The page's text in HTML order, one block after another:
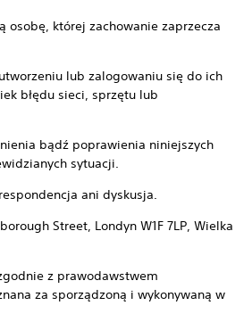
osobę, której zachowanie zaprzecza
lub zalogowaniu się do ich
błędu sieci, sprzętu lub
bądź poprawienia niniejszych
sytuacji.
ani dyskusja.
Street, Londyn W1F 7LP, Wielka
z prawodawstwem
za sporządzoną i wykonywaną w